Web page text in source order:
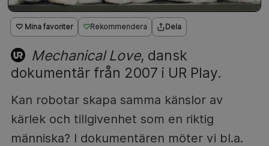
♡ Mina favoriter Rekommendera Dela
Mechanical Love, dansk
dokumentär från 2007 i UR Play.
Kan robotar skapa samma känslor av
kärlek och tillgivenhet som en riktig
människa? I dokumentären möter vi bl.a.